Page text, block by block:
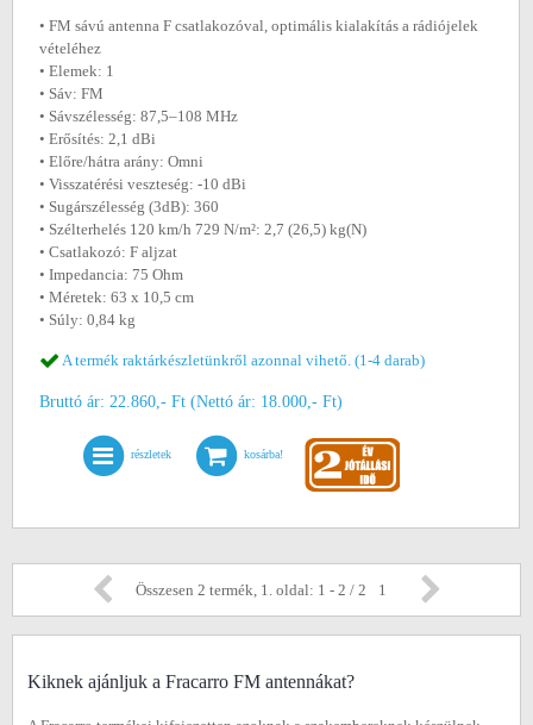
• FM sávú antenna F csatlakozóval, optimális kialakítás a rádiójelek
vételéhez
• Elemek: 1
• Sáv: FM
• Sávszélesség: 87,5–108 MHz
• Erősítés: 2,1 dBi
• Előre/hátra arány: Omni
• Visszatérési veszteség: -10 dBi
• Sugárszélesség (3dB): 360
• Szélterhelés 120 km/h 729 N/m²: 2,7 (26,5) kg(N)
• Csatlakozó: F aljzat
• Impedancia: 75 Ohm
• Méretek: 63 x 10,5 cm
• Súly: 0,84 kg
A termék raktárkészletünkről azonnal vihető. (1-4 darab)
Bruttó ár: 22.860,- Ft (Nettó ár: 18.000,- Ft)
részletek kosárba!
Összesen 2 termék, 1. oldal: 1 - 2 / 2 1
Kiknek ajánljuk a Fracarro FM antennákat?